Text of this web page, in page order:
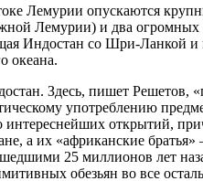
Лемурии опускаются
Лемурии) и два
Индостан со Шри-Ланкой
океана.
Здесь, пишет Решетов,
употреблению
открытий,
а их «африканские
25 миллионов лет
обезьян во все